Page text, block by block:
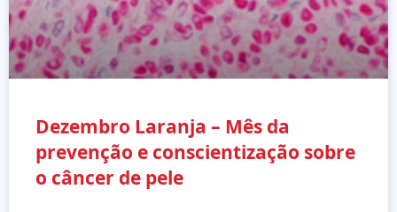
Dezembro Laranja – Mês da
prevenção e conscientização sobre
o câncer de pele